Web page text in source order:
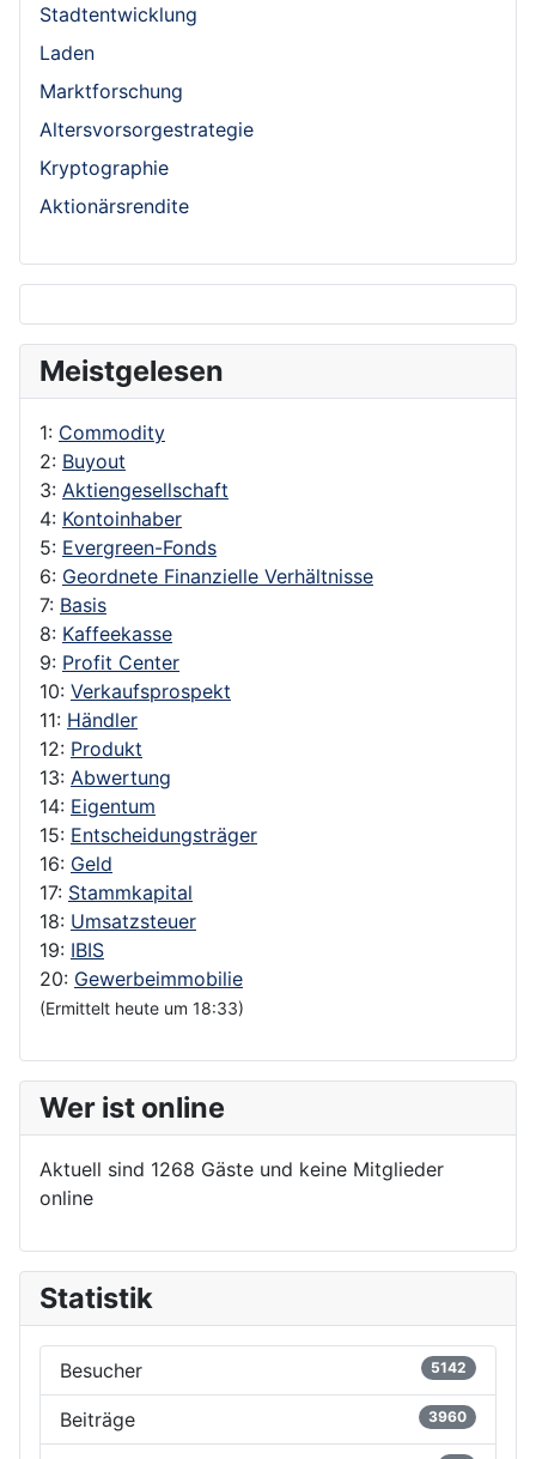
Stadtentwicklung
Laden
Marktforschung
Altersvorsorgestrategie
Kryptographie
Aktionärsrendite
Meistgelesen
1: Commodity
2: Buyout
3: Aktiengesellschaft
4: Kontoinhaber
5: Evergreen-Fonds
6: Geordnete Finanzielle Verhältnisse
7: Basis
8: Kaffeekasse
9: Profit Center
10: Verkaufsprospekt
11: Händler
12: Produkt
13: Abwertung
14: Eigentum
15: Entscheidungsträger
16: Geld
17: Stammkapital
18: Umsatzsteuer
19: IBIS
20: Gewerbeimmobilie
(Ermittelt heute um 18:33)
Wer ist online
Aktuell sind 1268 Gäste und keine Mitglieder
online
Statistik
Besucher 5142
Beiträge 3960